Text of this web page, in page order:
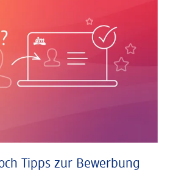
Tipps zur Bewerbung